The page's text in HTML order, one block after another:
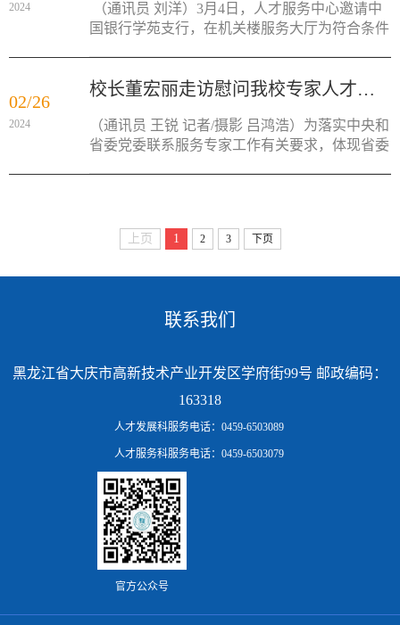
2024
（通讯员 刘洋）3月4日，人才服务中心邀请中
国银行学苑支行，在机关楼服务大厅为符合条件
02/26
2024
校长董宏丽走访慰问我校专家人才代表
（通讯员 王锐 记者/摄影 吕鸿浩）为落实中央和
省委党委联系服务专家工作有关要求，体现省委
上页 1 2 3 下页
联系我们
黑龙江省大庆市高新技术产业开发区学府街99号 邮政编码：
163318
人才发展科服务电话：0459-6503089
人才服务科服务电话：0459-6503079
官方公众号